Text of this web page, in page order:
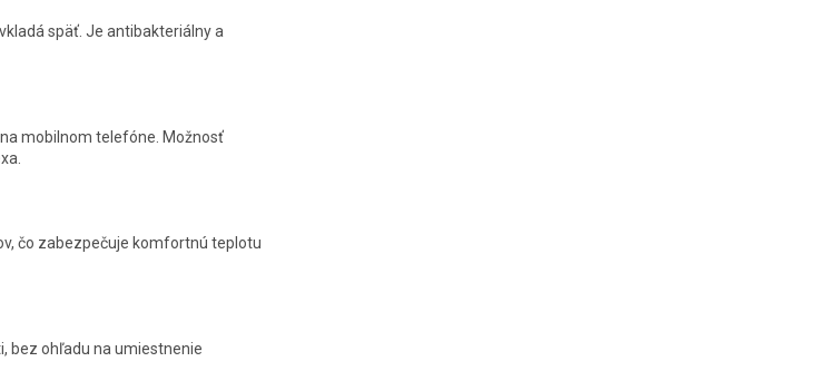
späť. Je antibakteriálny a
mobilnom telefóne. Možnosť
čo zabezpečuje komfortnú teplotu
bez ohľadu na umiestnenie